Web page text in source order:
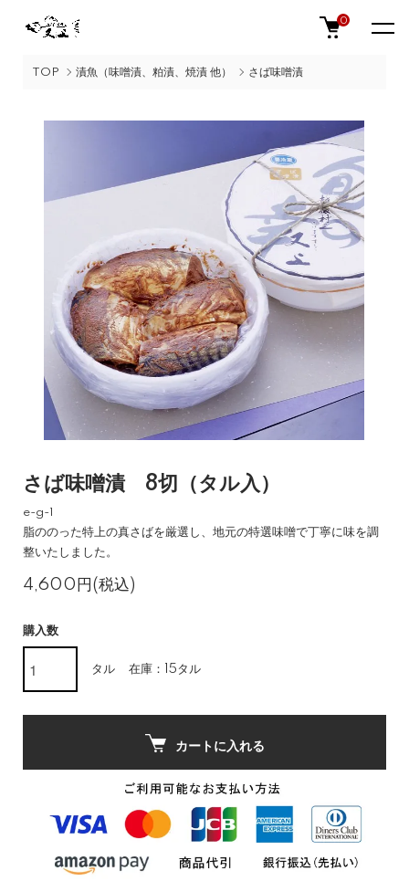
0
TOP 漬魚（味噌漬、粕漬、焼漬 他） さば味噌漬
さば味噌漬 8切（タル入）
e-g-1
脂ののった特上の真さばを厳選し、地元の特選味噌で丁寧に味を調
整いたしました。
4,600円(税込)
購入数
タル 在庫：15タル
カートに入れる